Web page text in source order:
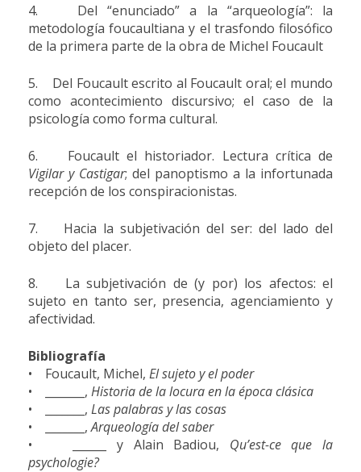
4. Del “enunciado” a la “arqueología”: la
metodología foucaultiana y el trasfondo filosófico
de la primera parte de la obra de Michel Foucault
5. Del Foucault escrito al Foucault oral; el mundo
como acontecimiento discursivo; el caso de la
psicología como forma cultural.
6. Foucault el historiador. Lectura crítica de
Vigilar y Castigar; del panoptismo a la infortunada
recepción de los conspiracionistas.
7. Hacia la subjetivación del ser: del lado del
objeto del placer.
8. La subjetivación de (y por) los afectos: el
sujeto en tanto ser, presencia, agenciamiento y
afectividad.
Bibliografía
• Foucault, Michel, El sujeto y el poder
• _______, Historia de la locura en la época clásica
• _______, Las palabras y las cosas
• _______,Arqueología del saber
• ______ y Alain Badiou, Qu’est-ce que la
psychologie?